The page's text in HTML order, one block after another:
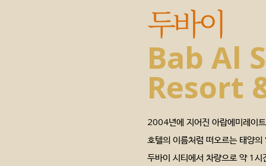
두바이
Bab Al
Resort
2004년에 지어진 아랍에미레이
호텔의 이름처럼 떠오르는 태양
두바이 시티에서 차량으로 약 1